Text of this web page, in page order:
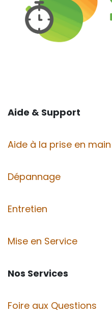
Aide & Support
Aide à la prise en main
Dépannage
Entretien
Mise en Service
Nos Services
Foire aux Questions